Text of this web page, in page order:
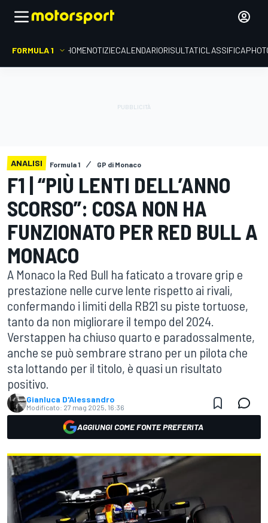
FORMULA 1 HOMENOTIZIECALENDARIORISULTATICLASSIFICA
ANALISI Formula 1 GP di Monaco
F1 | “PIÙ LENTI DELL’ANNO
SCORSO”: COSA NON HA
FUNZIONATO PER RED BULL A
MONACO
A Monaco la Red Bull ha faticato a trovare grip e
prestazione nelle curve lente rispetto ai rivali,
confermando i limiti della RB21 su piste tortuose,
tanto da non migliorare il tempo del 2024.
Verstappen ha chiuso quarto e paradossalmente,
anche se può sembrare strano per un pilota che
sta lottando per il titolo, è quasi un risultato
positivo.
Gianluca D'Alessandro
Modificato: 27 mag 2025, 16:36
AGGIUNGI COME FONTE PREFERITA